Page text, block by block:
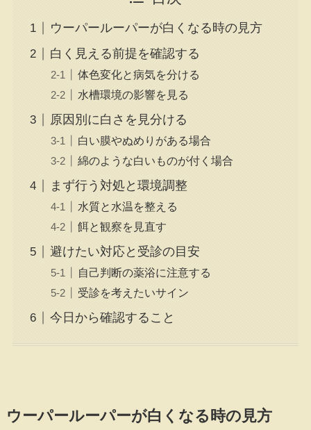
ウーパールーパーが白くなる時の見方
白く見える前提を確認する
体色変化と病気を分ける
水槽環境の影響を見る
原因別に白さを見分ける
白い膜やぬめりがある場合
綿のような白いものが付く場合
まず行う対処と環境調整
水質と水温を整える
餌と観察を見直す
避けたい対応と受診の目安
自己判断の薬浴に注意する
受診を考えたいサイン
今日から確認すること
ウーパールーパーが白くなる時の見方